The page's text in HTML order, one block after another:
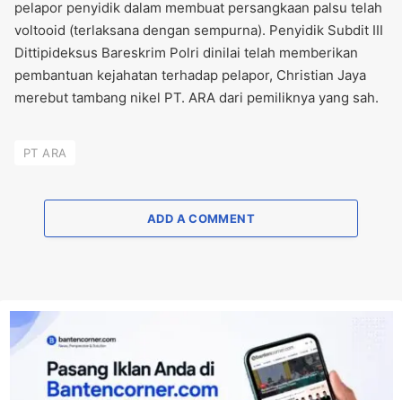
pelapor penyidik dalam membuat persangkaan palsu telah
voltooid (terlaksana dengan sempurna). Penyidik Subdit III
Dittipideksus Bareskrim Polri dinilai telah memberikan
pembantuan kejahatan terhadap pelapor, Christian Jaya
merebut tambang nikel PT. ARA dari pemiliknya yang sah.
PT ARA
ADD A COMMENT